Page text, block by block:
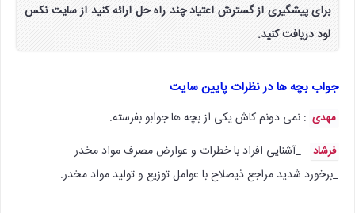
برای پیشگیری از گسترش اعتیاد چند راه حل ارائه کنید از سایت نکس
لود دریافت کنید.
جواب بچه ها در نظرات پایین سایت
مهدی : نمی دونم کاش یکی از بچه ها جوابو بفرسته.
فرشاد : _آشنایی افراد با خطرات و عوارض مصرف مواد مخدر
_برخورد شدید مراجع ذیصلاح با عوامل توزیع و تولید مواد مخدر.